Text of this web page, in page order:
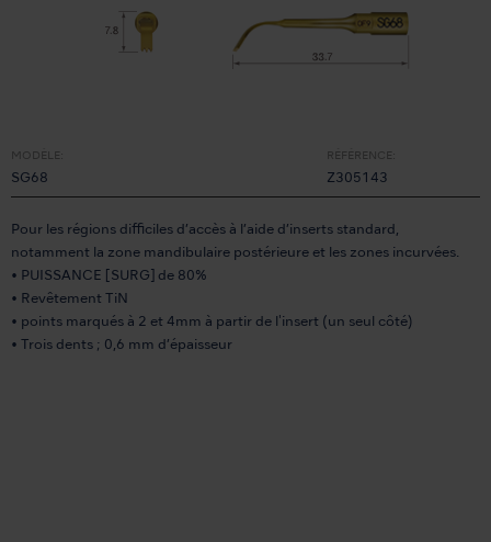
MODÈLE:
SG68
RÉFÉRENCE:
Z305143
Pour les régions difficiles d’accès à l’aide d’inserts standard,
notamment la zone mandibulaire postérieure et les zones incurvées.
• PUISSANCE [SURG] de 80%
• Revêtement TiN
• points marqués à 2 et 4mm à partir de l'insert (un seul côté)
• Trois dents ; 0,6 mm d’épaisseur